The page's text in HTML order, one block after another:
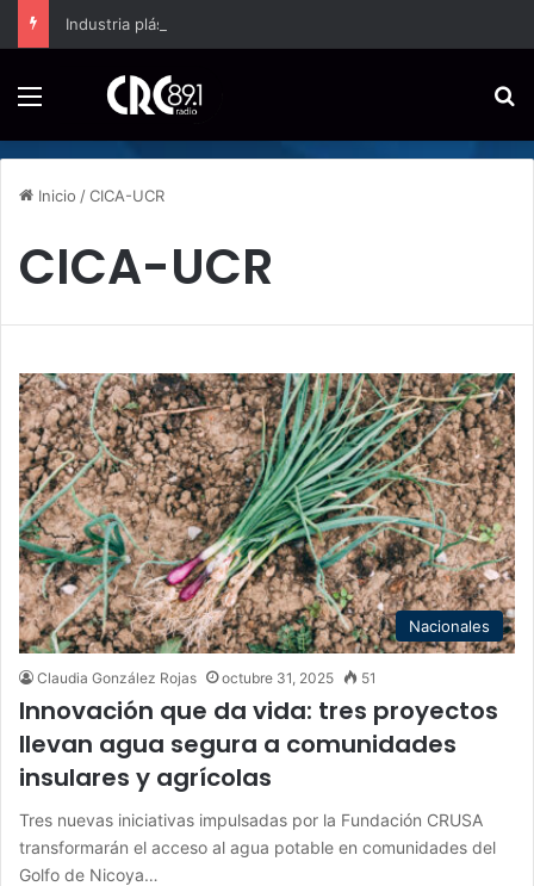
Industria plástica se suma a la economía circular
Inicio /CICA-UCR
CICA-UCR
Nacionales
Claudia González Rojas octubre 31, 2025 51
Innovación que da vida: tres proyectos
llevan agua segura a comunidades
insulares y agrícolas
Tres nuevas iniciativas impulsadas por la Fundación CRUSA
transformarán el acceso al agua potable en comunidades del
Golfo de Nicoya…